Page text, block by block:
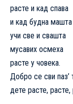
расте и кад спава
и кад будна машта
учи све и свашта
мусавих осмеха
расте у човека.
Добро се сви паз’
дете расте, расте,